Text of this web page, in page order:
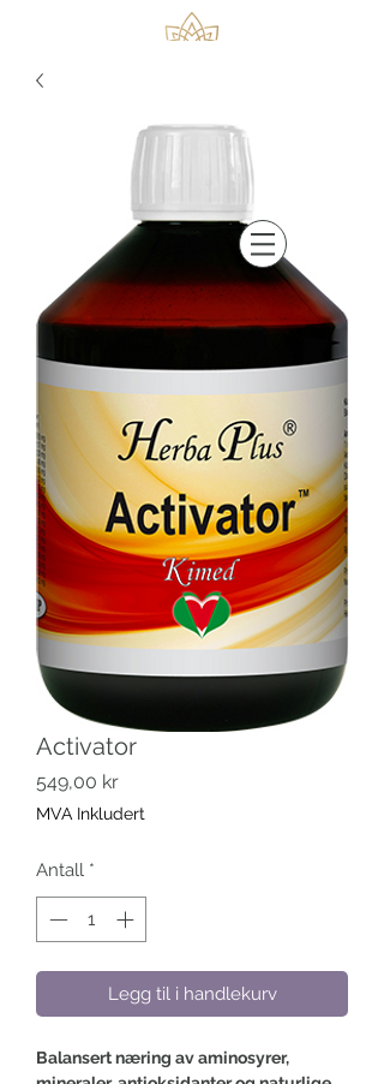
Activator
549,00 krPris
MVA Inkludert
Antall *
Legg til i handlekurv
Balansert næring av aminosyrer,